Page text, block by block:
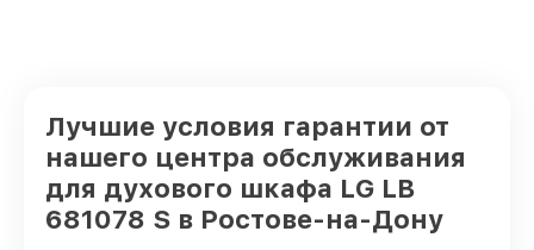
Лучшие условия гарантии от
нашего центра обслуживания
для духового шкафа LG LB
681078 S в Ростове-на-Дону